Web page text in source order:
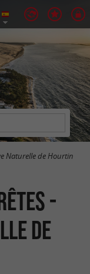
Naturelle de Hourtin
-
de